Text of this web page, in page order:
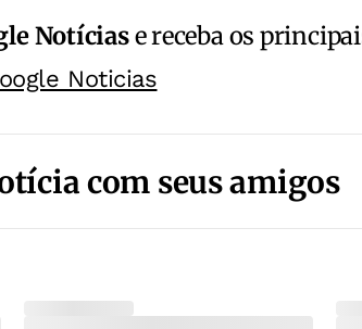
Notíciase receba os
Noticias
com seus amigos